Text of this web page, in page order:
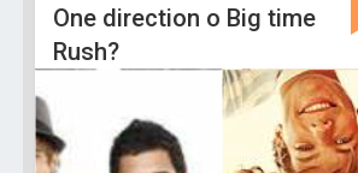
One direction o Big time
Rush?